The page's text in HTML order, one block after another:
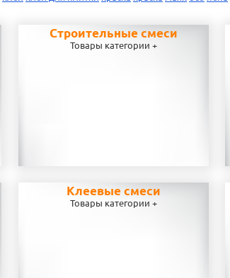
Строительные смеси
Товары категории +
Клеевые смеси
Товары категории +